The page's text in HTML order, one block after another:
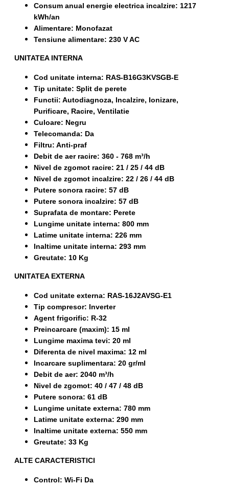
Consum anual energie electrica incalzire: 1217
kWh/an
Alimentare: Monofazat
Tensiune alimentare: 230 V AC
UNITATEA INTERNA
Cod unitate interna: RAS-B16G3KVSGB-E
Tip unitate: Split de perete
Functii: Autodiagnoza, Incalzire, Ionizare,
Purificare, Racire, Ventilatie
Culoare: Negru
Telecomanda: Da
Filtru: Anti-praf
Debit de aer racire: 360 - 768 m³/h
Nivel de zgomot racire: 21 / 25 / 44 dB
Nivel de zgomot incalzire: 22 / 26 / 44 dB
Putere sonora racire: 57 dB
Putere sonora incalzire: 57 dB
Suprafata de montare: Perete
Lungime unitate interna: 800 mm
Latime unitate interna: 226 mm
Inaltime unitate interna: 293 mm
Greutate: 10 Kg
UNITATEA EXTERNA
Cod unitate externa: RAS-16J2AVSG-E1
Tip compresor: Inverter
Agent frigorific: R-32
Preincarcare (maxim): 15 ml
Lungime maxima tevi: 20 ml
Diferenta de nivel maxima: 12 ml
Incarcare suplimentara: 20 gr/ml
Debit de aer: 2040 m³/h
Nivel de zgomot: 40 / 47 / 48 dB
Putere sonora: 61 dB
Lungime unitate externa: 780 mm
Latime unitate externa: 290 mm
Inaltime unitate externa: 550 mm
Greutate: 33 Kg
ALTE CARACTERISTICI
Control: Wi-Fi Da